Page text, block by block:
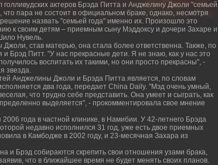
актеров Брэда Питта и Анджелину Джоли "семьей
что пара не состоит в официальном браке, однако, несмотря
назвать "семьей года" именно их. Произошло это
к своим детям – приемным сыну Мэддоксу и дочери Захаре и
Нувель.
став матерью, она стала более ответственна. Также, по
Брэд Питт. "У нас прекрасные дети. Я не знаю, как у нас это
воспитать их такими, но они просто прекрасны", -
звезда.
Анджелины Джоли и Брэда Питта является, по словам
два года, передает China Daily. "Мэд очень умный,
что трудно себе представить. Она умеет и сыграть, как
выделяется", - прокомментировала свое мнение
года в частной клинике, в Намибии. У 42-летнего Брэда
недавно исполнился 31 год, уже есть двое приемных
в Камбодже в 2002 году, и 23-месячная Захара из
и Брэд собираются скрепить свои отношения узами брака,
что в ближайшее время не будет менять своих планов.